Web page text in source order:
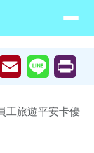
工旅遊平安卡優